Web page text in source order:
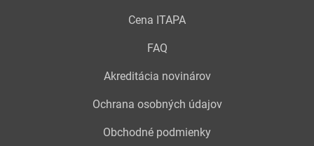
Cena ITAPA
FAQ
Akreditácia novinárov
Ochrana osobných údajov
Obchodné podmienky